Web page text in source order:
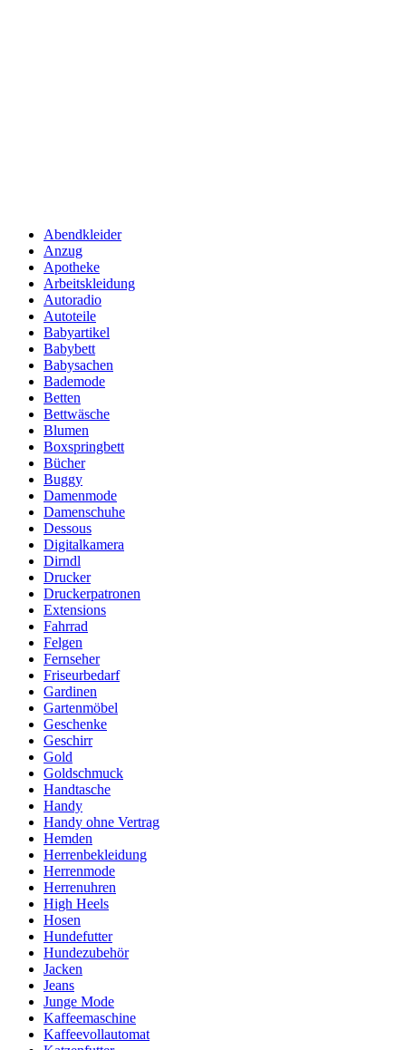
Abendkleider
Anzug
Apotheke
Arbeitskleidung
Autoradio
Autoteile
Babyartikel
Babybett
Babysachen
Bademode
Betten
Bettwäsche
Blumen
Boxspringbett
Bücher
Buggy
Damenmode
Damenschuhe
Dessous
Digitalkamera
Dirndl
Drucker
Druckerpatronen
Extensions
Fahrrad
Felgen
Fernseher
Friseurbedarf
Gardinen
Gartenmöbel
Geschenke
Geschirr
Gold
Goldschmuck
Handtasche
Handy
Handy ohne Vertrag
Hemden
Herrenbekleidung
Herrenmode
Herrenuhren
High Heels
Hosen
Hundefutter
Hundezubehör
Jacken
Jeans
Junge Mode
Kaffeemaschine
Kaffeevollautomat